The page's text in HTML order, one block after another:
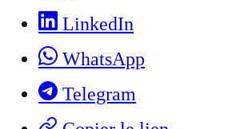
LinkedIn
WhatsApp
Telegram